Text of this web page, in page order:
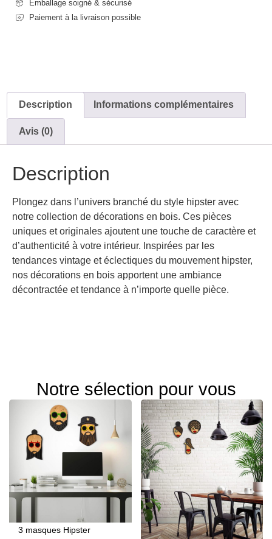
Emballage soigné & sécurisé
Paiement à la livraison possible
Description Informations complémentaires
Avis (0)
Description
Plongez dans l’univers branché du style hipster avec
notre collection de décorations en bois. Ces pièces
uniques et originales ajoutent une touche de caractère et
d’authenticité à votre intérieur. Inspirées par les
tendances vintage et éclectiques du mouvement hipster,
nos décorations en bois apportent une ambiance
décontractée et tendance à n’importe quelle pièce.
Notre sélection pour vous
3 masques Hipster